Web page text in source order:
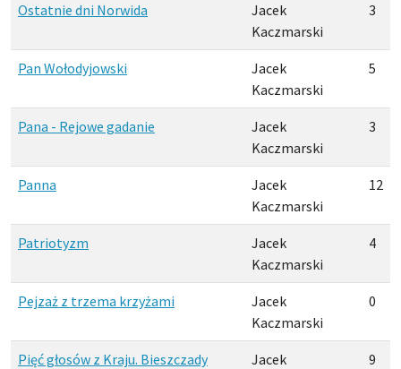
Ostatnie dni Norwida
Jacek
Kaczmarski
3
Pan Wołodyjowski
Jacek
Kaczmarski
5
Pana - Rejowe gadanie
Jacek
Kaczmarski
3
Panna
Jacek
Kaczmarski
12
Patriotyzm
Jacek
Kaczmarski
4
Pejzaż z trzema krzyżami
Jacek
Kaczmarski
0
Pięć głosów z Kraju. Bieszczady
Jacek
9